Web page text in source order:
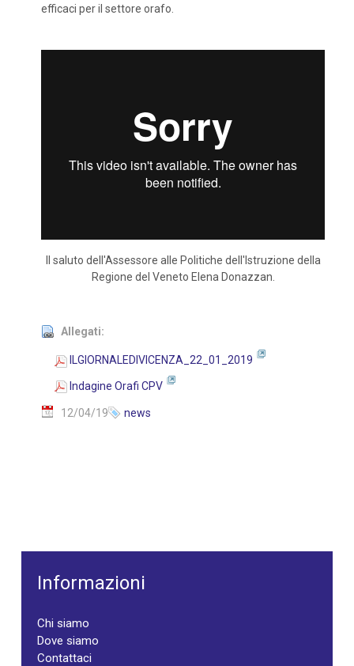
efficaci per il settore orafo.
Il saluto dell'Assessore alle Politiche dell'Istruzione della
Regione del Veneto Elena Donazzan.
Allegati:
ILGIORNALEDIVICENZA_22_01_2019
Indagine Orafi CPV
12/04/19 news
Informazioni
Chi siamo
Dove siamo
Contattaci